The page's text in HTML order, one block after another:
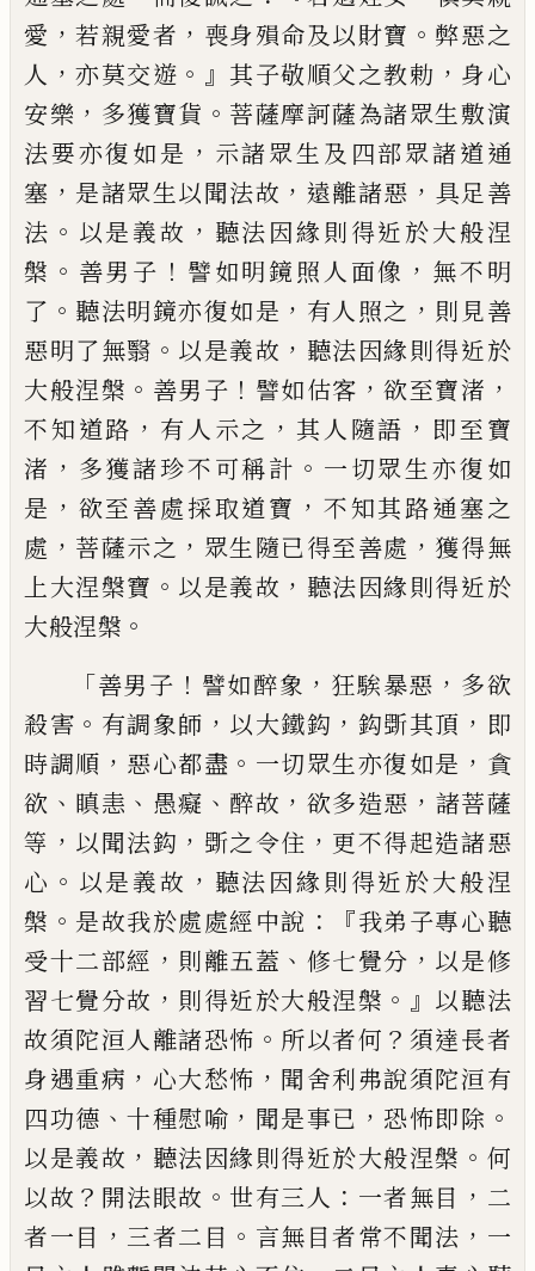
愛 ，若親愛者 ， 喪身殞命及以財寶 。 弊惡之
人 ，亦莫交遊 。』其子敬順父之教勅 ， 身心
安樂 ， 多獲寶貨 。 菩薩摩訶薩為諸眾生敷演
法要亦復如是 ， 示諸眾生及 四部眾諸道通
塞 ， 是諸眾生以聞法故 ， 遠離諸惡 ， 具足善
法 。 以是義故 ， 聽法因緣則得近於大般涅
槃 。 善男子 ！ 譬如明鏡照人面像 ， 無不明
了 。 聽法明鏡亦復如是 ， 有人照之 ， 則見善
惡明了無翳 。 以是義故 ， 聽法因緣則得近於
大般涅槃 。 善男子 ！ 譬如估客 ，欲至寶渚 ，
不知道路 ， 有人示之 ， 其人隨語 ， 即至寶
渚 ， 多獲諸珍不可稱計 。 一切眾生亦復如
是 ， 欲至善處採取道寶 ， 不知其路通塞之
處 ， 菩薩示之 ， 眾生隨已得至善處 ， 獲得無
上大涅槃寶 。 以是義故 ， 聽法因緣則得近於
大般涅槃 。
「善男子 ！ 譬如醉象 ， 狂騃暴惡 ， 多欲
殺害 。 有調象師 ， 以大鐵鈎 ， 鈎斲其頂 ， 即
時調順 ， 惡心都盡 。 一切眾生亦復如是 ， 貪
欲 、 瞋恚 、 愚癡 、 醉故 ， 欲多造惡 ， 諸菩薩
等 ， 以聞法鈎 ， 斲之令住 ， 更不得起造諸惡
心 。 以是義故 ， 聽法因緣則得近於大般涅
槃 。 是故我於處處經中說 ：『我弟子專心聽
受十二部經 ， 則離五蓋 、 修七覺分 ， 以是修
習七覺分故 ， 則得近於大般涅槃 。』 以聽法
故須陀洹人離諸恐怖 。 所以者何 ？ 須達長者
身遇重病 ， 心大愁怖 ， 聞舍利弗說須陀洹有
四功德 、十種慰喻 ， 聞是事已 ， 恐怖即除 。
以是義故 ， 聽法因緣則得近於大般涅槃 。 何
以故 ？ 開法眼故 。 世有三人 ： 一者無目 ， 二
者一目 ， 三者二目 。 言無目者常不聞法 ， 一